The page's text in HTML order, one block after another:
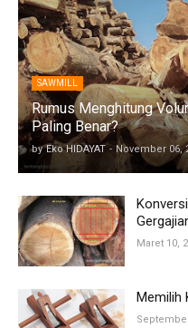
SAWMILL
Rumus Menghitung
Paling Benar?
by Eko HIDAYAT - November 06,
Maret 10,
Memilih